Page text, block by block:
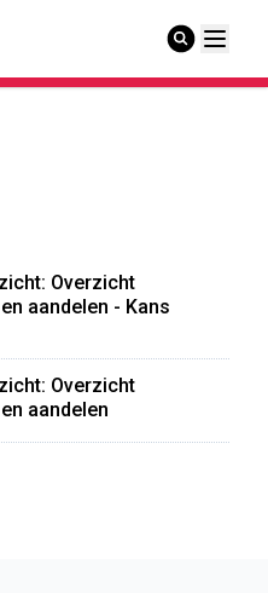
Overzicht
aandelen - Kans
Overzicht
aandelen